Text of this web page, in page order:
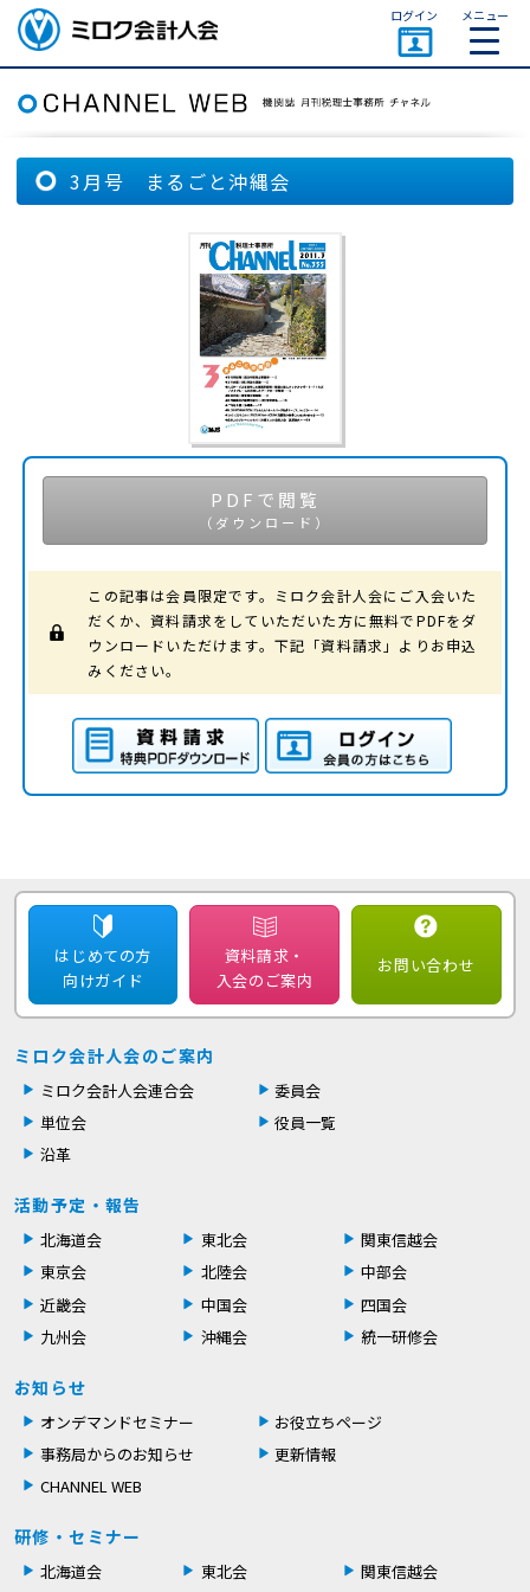
ミロク会計人会 MIROKU
ACCOUNTING PERSON
ASSOCIATION
ログイン メニュー
3月号 まるごと沖縄会
PDFで閲覧
（ダウンロード）
この記事は会員限定です。ミロク会計人会にご入会いた
だくか、資料請求をしていただいた方に無料でPDFをダ
ウンロードいただけます。下記「資料請求」よりお申込
みください。
資料請求（特典PDFダ ログイン（会員の方は
はじめての方
向けガイド
資料請求・
入会のご案内
お問い合わせ
ミロク会計人会のご案内
ミロク会計人会連合会
委員会
単位会
役員一覧
沿革
活動予定・報告
北海道会 東北会
関東信越会
東京会
北陸会
中部会
近畿会
中国会
四国会
九州会
沖縄会 統一研修会
お知らせ
オンデマンドセミナー
お役立ちページ
事務局からのお知らせ
更新情報
CHANNEL WEB
研修・セミナー
北海道会 東北会
関東信越会